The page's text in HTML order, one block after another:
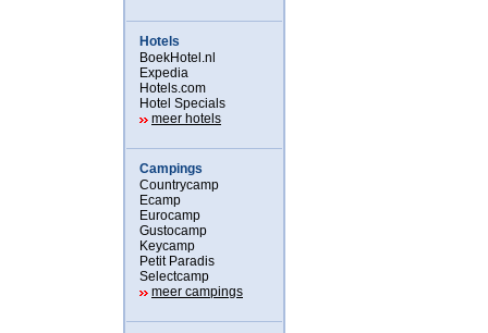
Hotels
BoekHotel.nl
Expedia
Hotels.com
Hotel Specials
meer hotels
Campings
Countrycamp
Ecamp
Eurocamp
Gustocamp
Keycamp
Petit Paradis
Selectcamp
meer campings